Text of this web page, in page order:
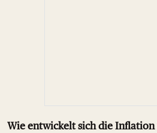
Wie entwickelt sich die